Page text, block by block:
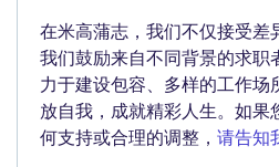
在米高蒲志，我们不仅接受差
我们鼓励来自不同背景的求职
力于建设包容、多样的工作场
放自我，成就精彩人生。如果
何支持或合理的调整， 请告知